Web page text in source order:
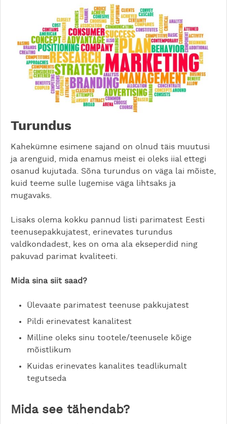
Turundus
Kahekümne esimene sajand on olnud täis muutusi
ja arenguid, mida enamus meist ei oleks iial ettegi
osanud kujutada. Sõna turundus on väga lai mõiste,
kuid teeme sulle lugemise väga lihtsaks ja
mugavaks.
Lisaks olema kokku pannud listi parimatest Eesti
teenusepakkujatest, erinevates turundus
valdkondadest, kes on oma ala ekseperdid ning
pakuvad parimat kvaliteeti.
Mida sina siit saad?
Ülevaate parimatest teenuse pakkujatest
Pildi erinevatest kanalitest
Milline oleks sinu tootele/teenusele kõige
mõistlikum
Kuidas erinevates kanalites teadlikumalt
tegutseda
Mida see tähendab?